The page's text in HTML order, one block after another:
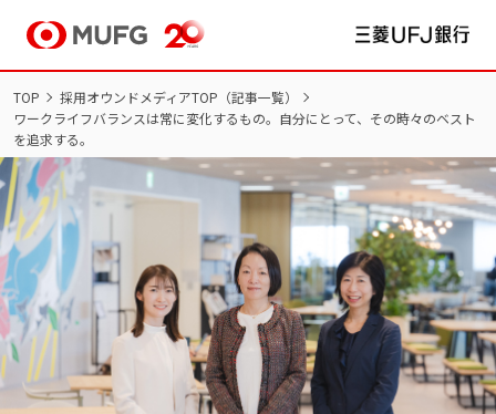
NEW GRADUATES
新卒採用
新卒採用サイト TOP
インターンシップ
TOP
採用オウンドメディアTOP（記事一覧）
ワークライフバランスは常に変化するもの。自分にとって、その時々のベスト
を追求する。